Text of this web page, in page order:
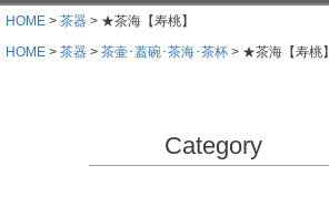
HOME 茶器
★茶海【寿桃】
HOME
茶器 茶壷･蓋碗･茶海･茶杯 ★茶海【寿桃】
Category